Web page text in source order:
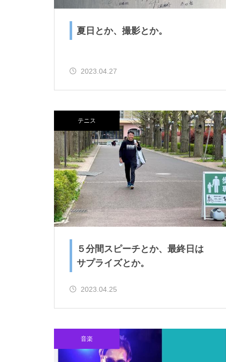
夏日とか、撮影とか。
2023.04.27
テニス
５分間スピーチとか、最終日は
サプライズとか。
2023.04.25
音楽